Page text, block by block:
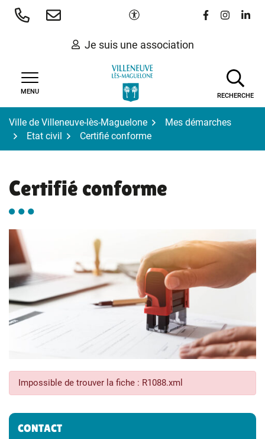
Aller
Paramètres d'accessibilité
Lien vers le
Lien vers
Lien
Je suis une association
MENU
RECHERCHE
Ville de Villeneuve-lès-Maguelone
Mes démarches
Etat civil
Certifié conforme
Certifié conforme
Impossible de trouver la fiche : R1088.xml
Informations complémentaires
CONTACT